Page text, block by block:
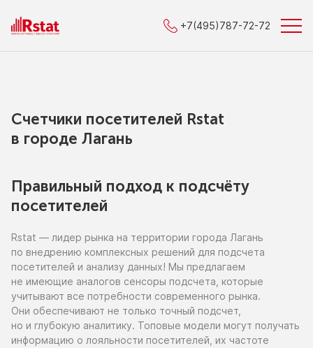
+7(495)787-72-72
Счетчики посетителей Rstat
в городe Лагань
Правильный подход к подсчёту
посетителей
Rstat — лидер рынка на территории города Лагань
по внедрению комплексных решений для подсчета
посетителей и анализу данных! Мы предлагаем
не имеющие аналогов сенсоры подсчета, которые
учитывают все потребности современного рынка.
Они обеспечивают не только точный подсчет,
но и глубокую аналитику. Топовые модели могут получать
информацию о лояльности посетителей, их частоте